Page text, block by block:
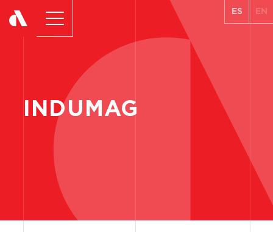
ES EN
INDUMAG